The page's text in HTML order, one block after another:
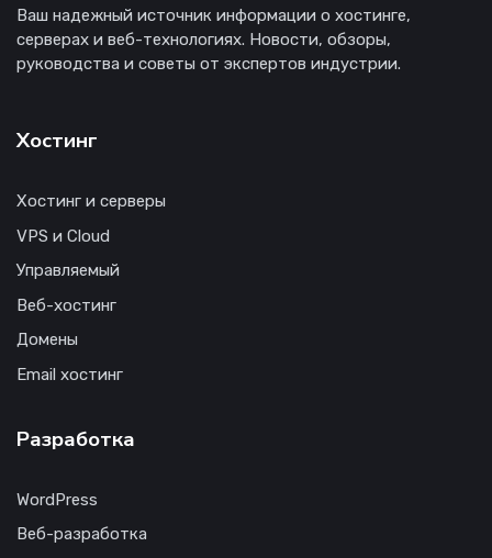
Ваш надежный источник информации о хостинге,
серверах и веб-технологиях. Новости, обзоры,
руководства и советы от экспертов индустрии.
Хостинг
Хостинг и серверы
VPS и Cloud
Управляемый
Веб-хостинг
Домены
Email хостинг
Разработка
WordPress
Веб-разработка